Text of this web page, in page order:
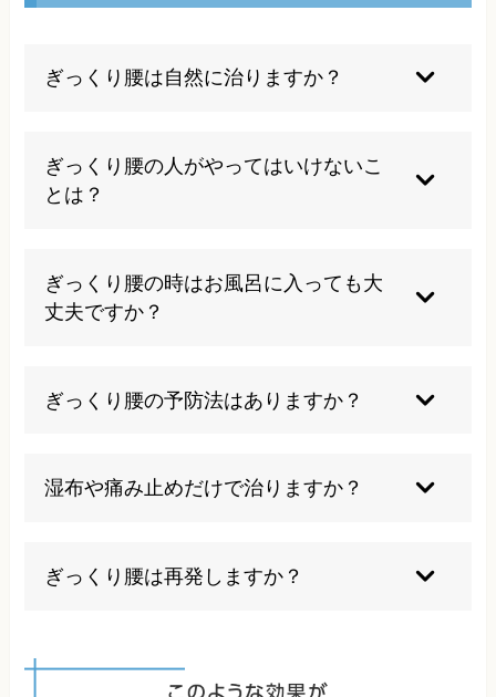
ぎっくり腰は自然に治りますか？
減します。しかし、適切なケアをしないと必要以
上に症状が長引き、根本原因が解決されないと再
ぎっくり腰の人がやってはいけないこ
とは？
勢、過度の安静、アルコールの摂取、患部のマッ
サージなどは症状を悪化させる可能性がありま
す。痛みの程度に合わせて、適度な休息と活動の
ぎっくり腰の時はお風呂に入っても大
丈夫ですか？
時間（5分程度）の入浴に留めることをお勧めし
ます。長時間の入浴は血流を促進し痛みが増す場
ぎっくり腰の予防法はありますか？
重い物を持つ際の正しい動作、ストレッチによる
柔軟性向上、十分な睡眠と栄養バランスの良い食
湿布や痛み止めだけで治りますか？
み、生活習慣の問題が複合的に関与しています。
個人差があるため、詳細な検査により原因を特定
ぎっくり腰は再発しますか？
と言われています。しかし、適切なケアと予防策
を講じることで、再発リスクを大幅に減らすこと